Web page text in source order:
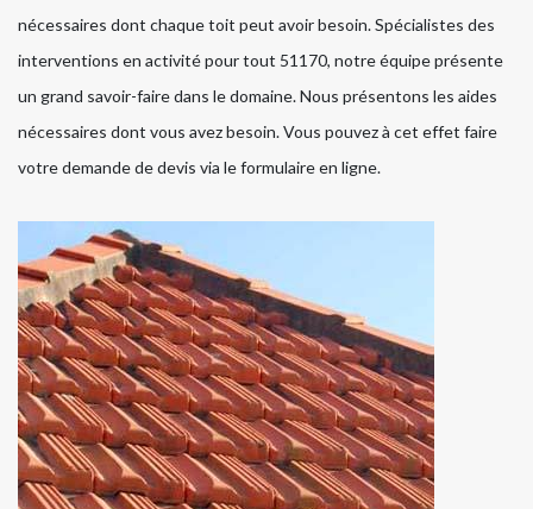
nécessaires dont chaque toit peut avoir besoin. Spécialistes des
interventions en activité pour tout 51170, notre équipe présente
un grand savoir-faire dans le domaine. Nous présentons les aides
nécessaires dont vous avez besoin. Vous pouvez à cet effet faire
votre demande de devis via le formulaire en ligne.